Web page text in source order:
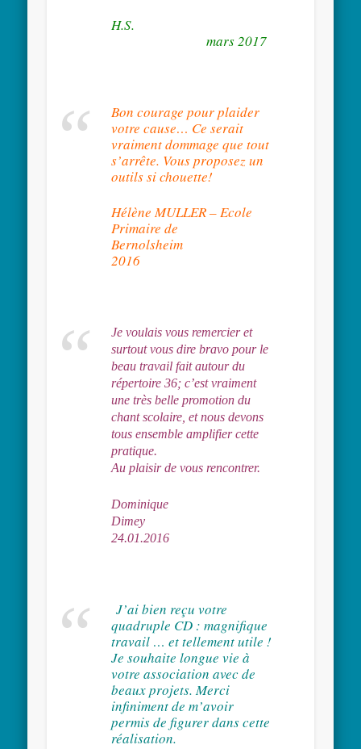
mars 2017
Bon courage pour plaider
votre cause… Ce serait
vraiment dommage que tout
s’arrête. Vous proposez un
outils si chouette!
Hélène MULLER –Ecole
Primaire de
2016
Je voulais vous remercier et
surtout vous dire bravo pour le
beau travailfait autour du
répertoire 36; c’est vraiment
une très belle promotion du
chant scolaire, et nous devons
tous ensemble amplifier cette
pratique.
Au plaisir de vous rencontrer.
Dominique
Dimey
24.01.2016
J’ai bien reçu votre
quadruple CD : magnifique
travail … et tellement utile !
Je souhaite longue vie à
votre association avec de
beaux projets. Merci
infiniment de m’avoir
permis de figurer dans cette
réalisation.